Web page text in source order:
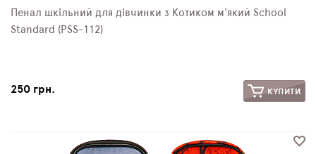
Пенал шкільний для дівчинки з Котиком м'який School
Standard (PSS-112)
250 грн. КУПИТИ